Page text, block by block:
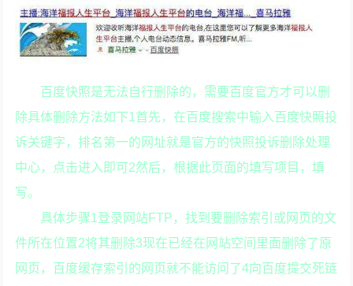
百度快照是无法自行删除的，需要百度官方才可以删
除具体删除方法如下1首先，在百度搜索中输入百度快照投
诉关键字，排名第一的网址就是官方的快照投诉删除处理
中心，点击进入即可2然后，根据此页面的填写项目，填
写。
具体步骤1登录网站FTP，找到要删除索引或网页的文
件所在位置2将其删除3现在已经在网站空间里面删除了原
网页，百度缓存索引的网页就不能访问了4向百度提交死链